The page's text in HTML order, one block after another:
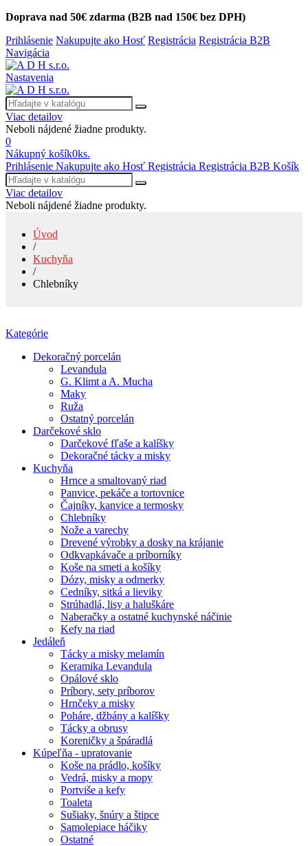
Doprava nad 50€ zdarma (B2B nad 150€ bez DPH)
Prihlásenie Nakupujte ako Hosť Registrácia Registrácia B2B
Navigácia
Nastavenia
Viac detailov
Neboli nájdené žiadne produkty.
0
Nákupný košík0ks.
Prihlásenie Nakupujte ako Hosť Registrácia Registrácia B2B Košík
Viac detailov
Neboli nájdené žiadne produkty.
Úvod
/
Kuchyňa
/
Chlebníky
Kategórie
Dekoračný porcelán
Levandula
G. Klimt a A. Mucha
Maky
Ruža
Ostatný porcelán
Darčekové sklo
Darčekové fľaše a kalíšky
Dekoračné tácky a misky
Kuchyňa
Hrnce a smaltovaný riad
Panvice, pekáče a tortovnice
Čajníky, kanvice a termosky
Chlebníky
Nože a varechy
Drevené výrobky a dosky na krájanie
Odkvapkávače a príborníky
Koše na smeti a košíky
Dózy, misky a odmerky
Cedníky, sitká a lieviky
Strúhadlá, lisy a haluškáre
Naberačky a ostatné kuchynské náčinie
Kefy na riad
Jedáleň
Tácky a misky melamín
Keramika Levandula
Opálové sklo
Príbory, sety príborov
Hrnčeky a misky
Poháre, džbány a kalíšky
Tácky a obrusy
Koreničky a špáradlá
Kúpeľňa - upratovanie
Koše na prádlo, košíky
Vedrá, misky a mopy
Portviše a kefy
Toaleta
Sušiaky, šnúry a štipce
Samolepiace háčiky
Ostatné